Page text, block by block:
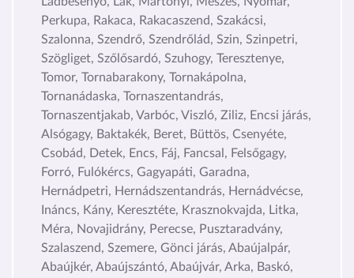
Perkupa, Rakaca, Rakacaszend, Szakácsi,
Szalonna, Szendrő, Szendrőlád, Szin, Szinpetri,
Szögliget, Szőlősardó, Szuhogy, Teresztenye,
Tomor, Tornabarakony, Tornakápolna,
Tornanádaska, Tornaszentandrás,
Tornaszentjakab, Varbóc, Viszló, Ziliz, Encsi járás,
Alsógagy, Baktakék, Beret, Büttös, Csenyéte,
Csobád, Detek, Encs, Fáj, Fancsal, Felsőgagy,
Forró, Fulókércs, Gagyapáti, Garadna,
Hernádpetri, Hernádszentandrás, Hernádvécse,
Ináncs, Kány, Keresztéte, Krasznokvajda, Litka,
Méra, Novajidrány, Perecse, Pusztaradvány,
Szalaszend, Szemere, Gönci járás, Abaújalpár,
Abaújkér, Abaújszántó, Abaújvár, Arka, Baskó,